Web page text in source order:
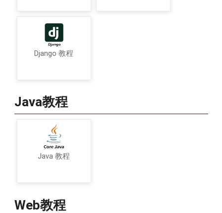
Django 教程
Java教程
Java 教程
Web教程